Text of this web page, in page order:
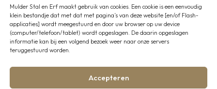
Mulder Stal en Erf maakt gebruik van cookies. Een cookie is een eenvoudig
klein bestandje dat met dat met pagina’s van deze website [en/of Flash-
applicaties] wordt meegestuurd en door uw browser op uw device
(computer/telefoon/tablet) wordt opgeslagen. De daarin opgeslagen
informatie kan bij een volgend bezoek weer naar onze servers
teruggestuurd worden.
Accepteren
Deze binnenstal is opgebouwd
met: